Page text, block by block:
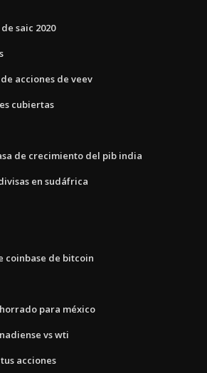
saic 2020
acciones de veev
cubiertas
de crecimiento del pib india
en sudáfrica
coinbase de bitcoin
para méxico
vs wti
acciones